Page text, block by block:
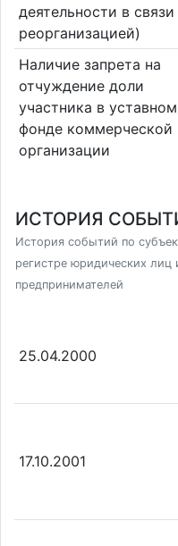
деятельности в связи
реорганизацией)
Наличие запрета на
отчуждение доли
участника в уставном
фонде коммерческой
организации
ИСТОРИЯ
История событий по
регистре юридических лиц
предпринимателей
25.04.2000
17.10.2001